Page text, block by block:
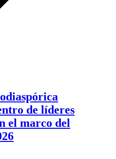
de líderes
el marco del